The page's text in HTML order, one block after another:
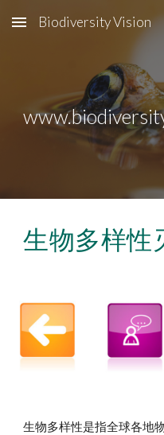
Skip to main content
Biodiversity Vision
生物多样性
生物多样性是指全球各地